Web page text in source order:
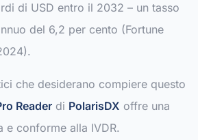
di USD entro il 2032 – un tasso
del 6,2 per cento (Fortune
che desiderano compiere questo
Reader di PolarisDX offre una
e conforme alla IVDR.